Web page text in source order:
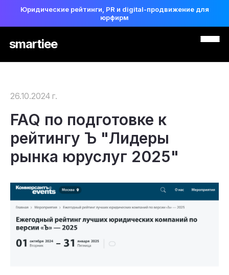
Юридические рейтинги, PR и digital-продвижение для
юрфирм
smartiee
26.10.2024 г.
FAQ по подготовке к
рейтингу Ъ "Лидеры
рынка юруслуг 2025"